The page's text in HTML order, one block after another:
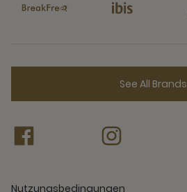
See All Brands
Nutzungsbedingungen